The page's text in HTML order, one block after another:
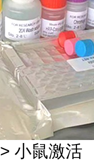
> 小鼠激活